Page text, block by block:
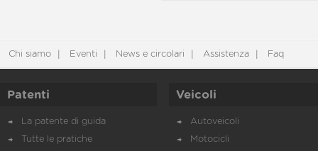
Chi siamo Eventi News e circolari Assistenza Faq
Patenti
La patente di guida
Tutte le pratiche
Veicoli
Autoveicoli
Motocicli